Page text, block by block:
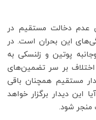
عدم دخالت مستقیم در
این بحران است. در
پوتین و زلنسکی به
اختلاف بر سر تضمین‌های
مستقیم همچنان باقی
این دیدار برگزار خواهد
منجر شود.